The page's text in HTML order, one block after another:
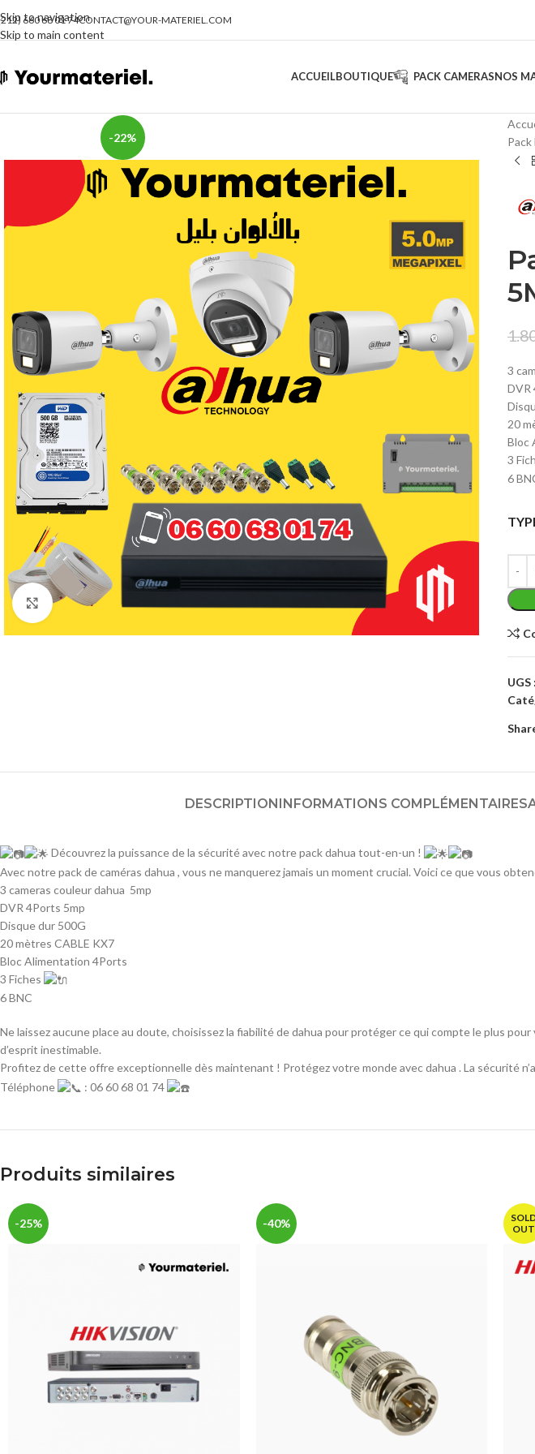
Skip to navigation
Skip to main content
660 68 01 74CONTACT@YOUR-MATERIEL.COM
ACCUEILBOUTIQUE PACK CAMERASNOS
-22%
Click to enlarge
3
DVR
20
Bloc
3
6
UGS :
DESCRIPTION INFORMATIONS COMPLÉMENTAIRES
Découvrez la puissance de la sécurité avec notre pack dahua tout-en-un !
Avec notre pack de caméras dahua , vous ne manquerez jamais un moment crucial. Voici ce que vous
3 cameras couleur dahua 5mp
DVR 4Ports 5mp
Disque dur 500G
20 mètres CABLE KX7
Bloc Alimentation 4Ports
3 Fiches
6 BNC
Ne laissez aucune place au doute, choisissez la fiabilité de dahua pour protéger ce qui compte le plus
d’esprit inestimable.
Profitez de cette offre exceptionnelle dès maintenant ! Protégez votre monde avec dahua . La sécurité
Téléphone
: 06 60 68 01 74
Produits similaires
-25% -40%
OUT